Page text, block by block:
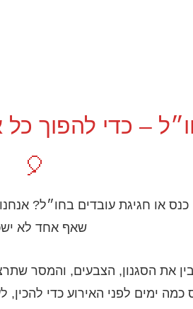
– כדי להפוך כל
🎈
או חגיגת עובדים בחו״ל?
שאף אחד לא
את הסגנון, הצבעים, והמסר
כמה ימים לפני האירוע כדי